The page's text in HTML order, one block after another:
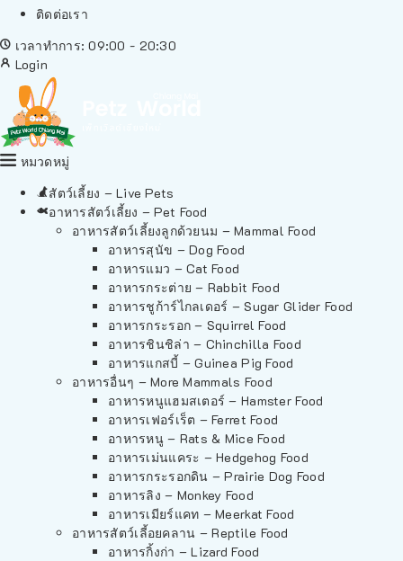
ติดต่อเรา
เวลาทำการ: 09:00 - 20:30
Login
หมวดหมู่
สัตว์เลี้ยง – Live Pets
อาหารสัตว์เลี้ยง – Pet Food
อาหารสัตว์เลี้ยงลูกด้วยนม – Mammal Food
อาหารสุนัข – Dog Food
อาหารแมว – Cat Food
อาหารกระต่าย – Rabbit Food
อาหารชูก้าร์ไกลเดอร์ – Sugar Glider Food
อาหารกระรอก – Squirrel Food
อาหารชินชิล่า – Chinchilla Food
อาหารแกสบี้ – Guinea Pig Food
อาหารอื่นๆ – More Mammals Food
อาหารหนูแฮมสเตอร์ – Hamster Food
อาหารเฟอร์เร็ต – Ferret Food
อาหารหนู – Rats & Mice Food
อาหารเม่นแคระ – Hedgehog Food
อาหารกระรอกดิน – Prairie Dog Food
อาหารลิง – Monkey Food
อาหารเมียร์แคท – Meerkat Food
อาหารสัตว์เลี้อยคลาน – Reptile Food
อาหารกิ้งก่า – Lizard Food